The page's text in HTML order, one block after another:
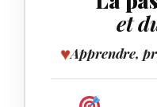
et
♥Apprendre,